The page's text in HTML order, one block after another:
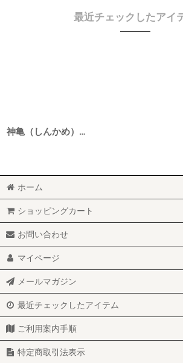
最近チェックしたアイ
神亀（しんかめ） 純米吟醸 凡愚（ぼんぐ） 720ml
ホーム
ショッピングカート
お問い合わせ
マイページ
メールマガジン
最近チェックしたアイテム
ご利用案内手順
特定商取引法表示